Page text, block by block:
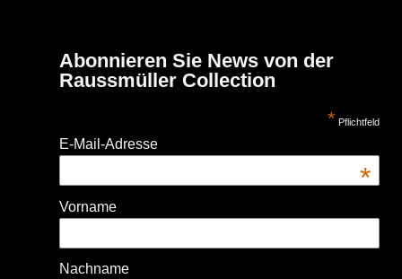
Abonnieren Sie News von der
Raussmüller Collection
* Pflichtfeld
E-Mail-Adresse
*
Vorname
Nachname